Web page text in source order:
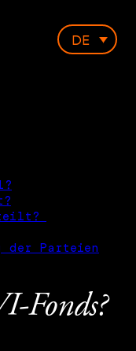
DE
der Parteien
Fonds?